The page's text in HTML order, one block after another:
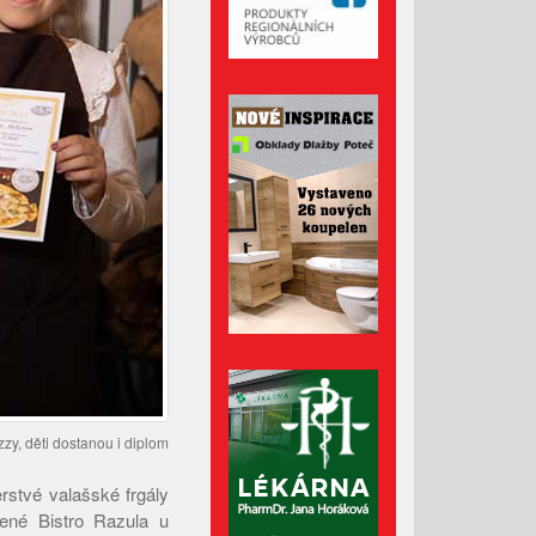
Administrativní budova z
Valašska patří mezi nejlepší
dřevostavby Evropy
Lávka pro pěší za hasičárnou
ve Valašských Kloboukách je
už hotová
Srpen 2026
Červenec 2026
Červen 2026
Květen 2026
Duben 2026
Březen 2026
děti dostanou i diplom
valašské frgály
Bistro Razula u